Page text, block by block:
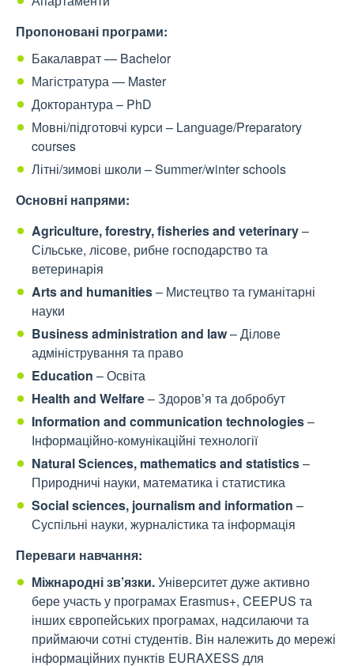
Пропоновані програми:
Бакалаврат — Bachelor
Магістратура — Master
Докторантура – PhD
Мовні/підготовчі курси – Language/Preparatory
courses
Літні/зимові школи – Summer/winter schools
Основні напрями:
Agriculture, forestry, fisheries and veterinary–
Сільське, лісове, рибне господарство та
ветеринарія
Arts and humanities– Мистецтво та гуманітарні
науки
Business administration and law– Ділове
адміністрування та право
Education – Освіта
Health and Welfare– Здоров’я та добробут
Information and communication technologies–
Інформаційно-комунікаційні технології
Natural Sciences, mathematics and statistics–
Природничі науки, математика і статистика
Social sciences, journalism and information –
Суспільні науки, журналістика та інформація
Переваги навчання:
Міжнародні зв’язки.Університет дуже активно
бере участь у програмах Erasmus+, CEEPUS та
інших європейських програмах, надсилаючи та
приймаючи сотні студентів. Він належить до мережі
інформаційних пунктів EURAXESS для